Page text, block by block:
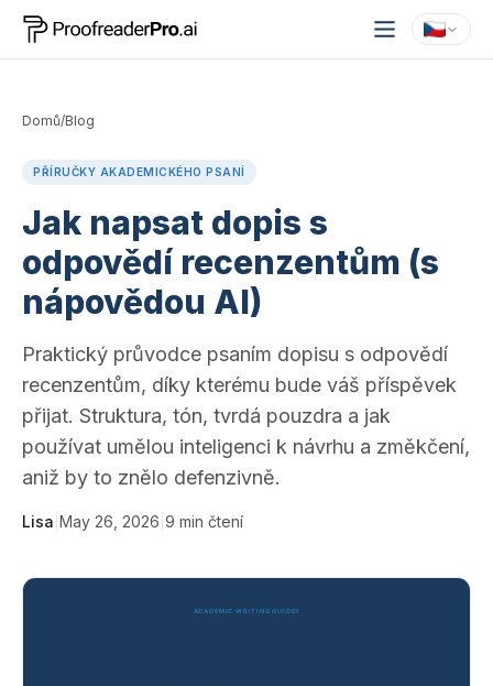
Domů/Blog
PŘÍRUČKY AKADEMICKÉHO PSANÍ
Jak napsat dopis s
odpovědí recenzentům (s
nápovědou AI)
Praktický průvodce psaním dopisu s odpovědí
recenzentům, díky kterému bude váš příspěvek
přijat. Struktura, tón, tvrdá pouzdra a jak
používat umělou inteligenci k návrhu a změkčení,
aniž by to znělo defenzivně.
Lisa May 26, 2026 9 min čtení